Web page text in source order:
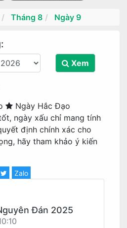
Tháng 8 Ngày 9
Xem
Ngày Hắc Đạo
ngày xấu chỉ mang tính
định chính xác cho
hãy tham khảo ý kiến
Zalo
Đán 2025